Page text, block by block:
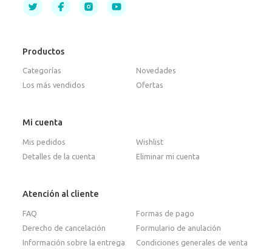
Productos
Categorías
Novedades
Los más vendidos
Ofertas
Mi cuenta
Mis pedidos
Wishlist
Detalles de la cuenta
Eliminar mi cuenta
Atención al cliente
FAQ
Formas de pago
Derecho de cancelación
Formulario de anulación
Información sobre la entrega
Condiciones generales de venta